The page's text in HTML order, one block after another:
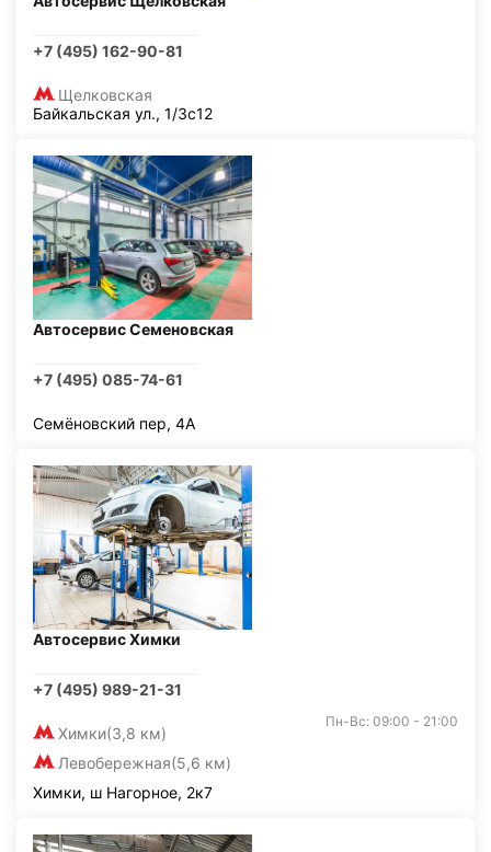
+7 (495) 162-90-81
Щелковская
Байкальская ул., 1/3с12
Автосервис Семеновская
+7 (495) 085-74-61
Семёновский пер, 4А
Автосервис Химки
+7 (495) 989-21-31
Химки(3,8 км)
Левобережная(5,6 км)
Пн-Вс: 09:00 - 21:00
Химки, ш Нагорное, 2к7